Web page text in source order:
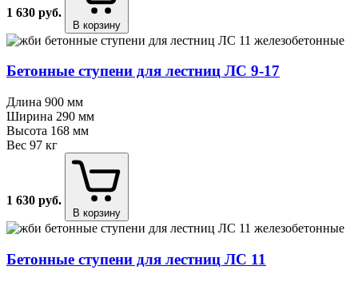
1 630 руб.
В корзину
Бетонные ступени для лестниц ЛС 9⁠-⁠17
Длина 900 мм
Ширина 290 мм
Высота 168 мм
Вес 97 кг
1 630 руб.
В корзину
Бетонные ступени для лестниц ЛС 11